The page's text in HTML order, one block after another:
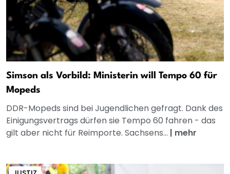
Simson als Vorbild: Ministerin will Tempo 60 für
Mopeds
DDR-Mopeds sind bei Jugendlichen gefragt. Dank des
Einigungsvertrags dürfen sie Tempo 60 fahren - das
gilt aber nicht für Reimporte. Sachsens... | mehr